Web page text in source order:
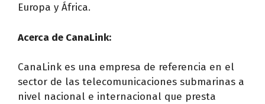
Europa y África.
Acerca de CanaLink:
CanaLink es una empresa de referencia en el
sector de las telecomunicaciones submarinas a
nivel nacional e internacional que presta